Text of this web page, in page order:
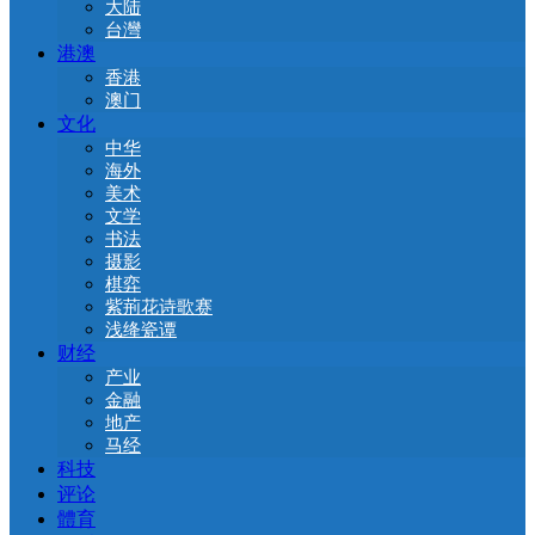
大陆
台灣
港澳
香港
澳门
文化
中华
海外
美术
文学
书法
摄影
棋弈
紫荊花诗歌赛
浅绛瓷谭
财经
产业
金融
地产
马经
科技
评论
體育